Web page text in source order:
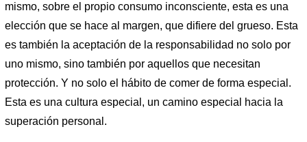
mismo, sobre el propio consumo inconsciente, esta es una
elección que se hace al margen, que difiere del grueso. Esta
es también la aceptación de la responsabilidad no solo por
uno mismo, sino también por aquellos que necesitan
protección. Y no solo el hábito de comer de forma especial.
Esta es una cultura especial, un camino especial hacia la
superación personal.